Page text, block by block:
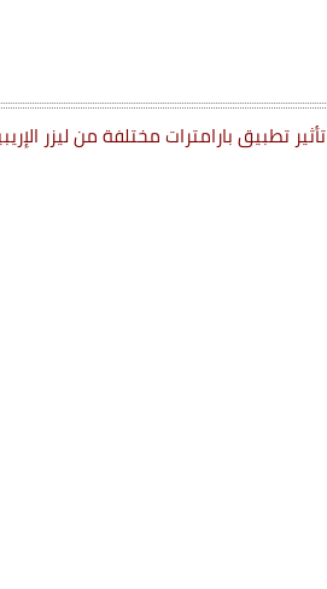
تأثير تطبيق بارامترات مختلفة من ليزر